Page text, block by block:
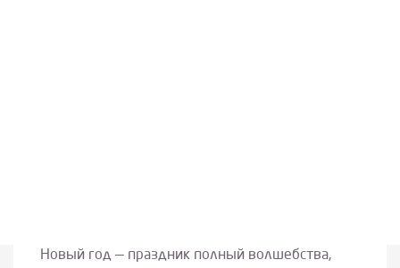
Новый год — праздник полный волшебства,